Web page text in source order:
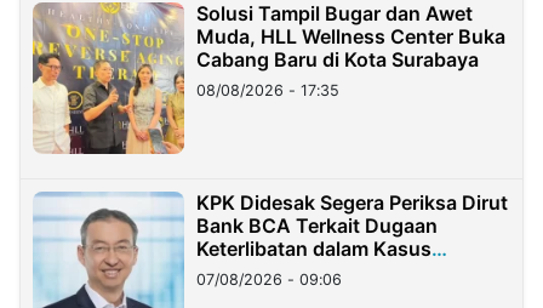
Solusi Tampil Bugar dan Awet
Muda, HLL Wellness Center Buka
Cabang Baru di Kota Surabaya
08/08/2026 - 17:35
KPK Didesak Segera Periksa Dirut
Bank BCA Terkait Dugaan
Keterlibatan dalam Kasus
Hilangnya Dana Nasabah Rp2,58
Miliar
07/08/2026 - 09:06